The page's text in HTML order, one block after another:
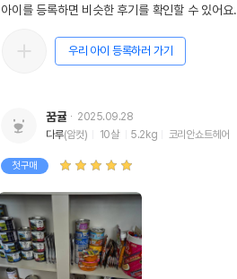
아이를 등록하면 비슷한 후기를 확인할 수 있어요.
우리 아이 등록하러 가기
꿈귤
2025.09.28
다루(암컷) 10살 5.2kg 코리안쇼트헤어
첫구매